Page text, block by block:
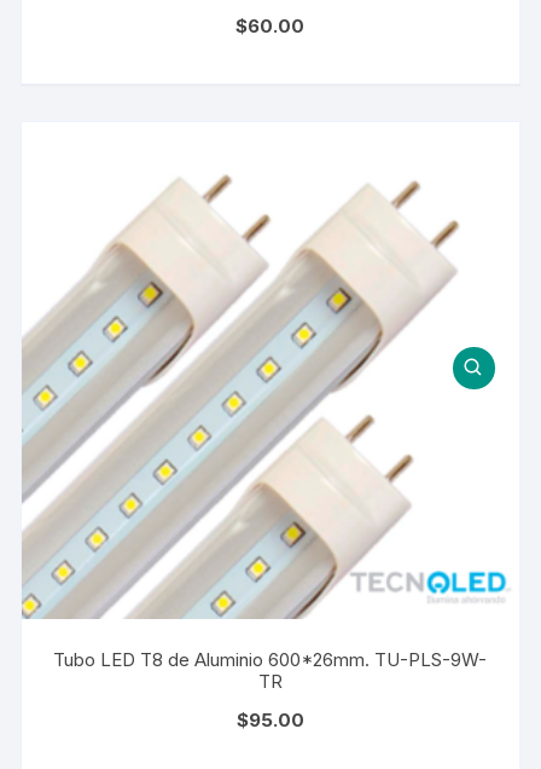
$60.00
Tubo LED T8 de Aluminio 600*26mm. TU-PLS-9W-
TR
$95.00